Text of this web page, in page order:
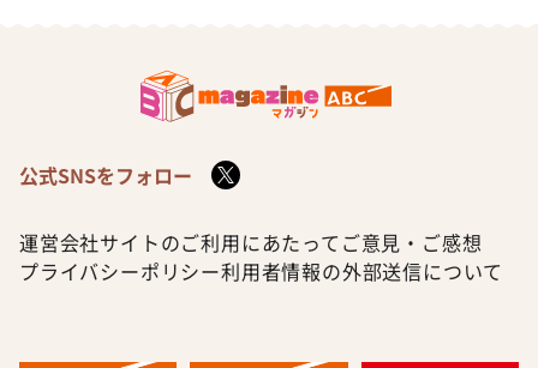
公式SNSをフォロー
運営会社サイトのご利用にあたって ご意見・ご感想
プライバシーポリシー利用者情報の外部送信について